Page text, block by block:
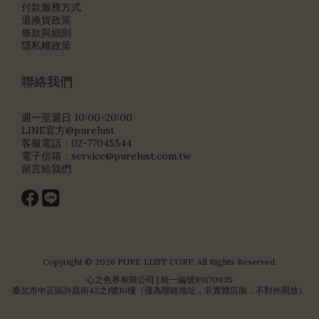
付款服務方式
退換貨政策
條款與細則
隱私權政策
聯絡我們
週一至週日 10:00-20:00
LINE官方@purelust
客服電話：02-77045544
電子信箱： service@purelust.com.tw
留言給我們
Copyright © 2026 PURE LUST CORP. All Rights Reserved.
心之色界有限公司 | 統一編號89170935
臺北市中正區許昌街42之1號10樓（僅為聯絡地址，非實體店面，不對外開放）